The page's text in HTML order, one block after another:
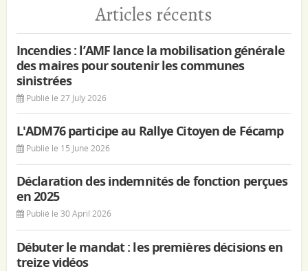
Articles récents
Incendies : l’AMF lance la mobilisation générale
des maires pour soutenir les communes
sinistrées
Publié le 27 July 2026
L'ADM76 participe au Rallye Citoyen de Fécamp
Publié le 15 June 2026
Déclaration des indemnités de fonction perçues
en 2025
Publié le 30 April 2026
Débuter le mandat : les premières décisions en
treize vidéos